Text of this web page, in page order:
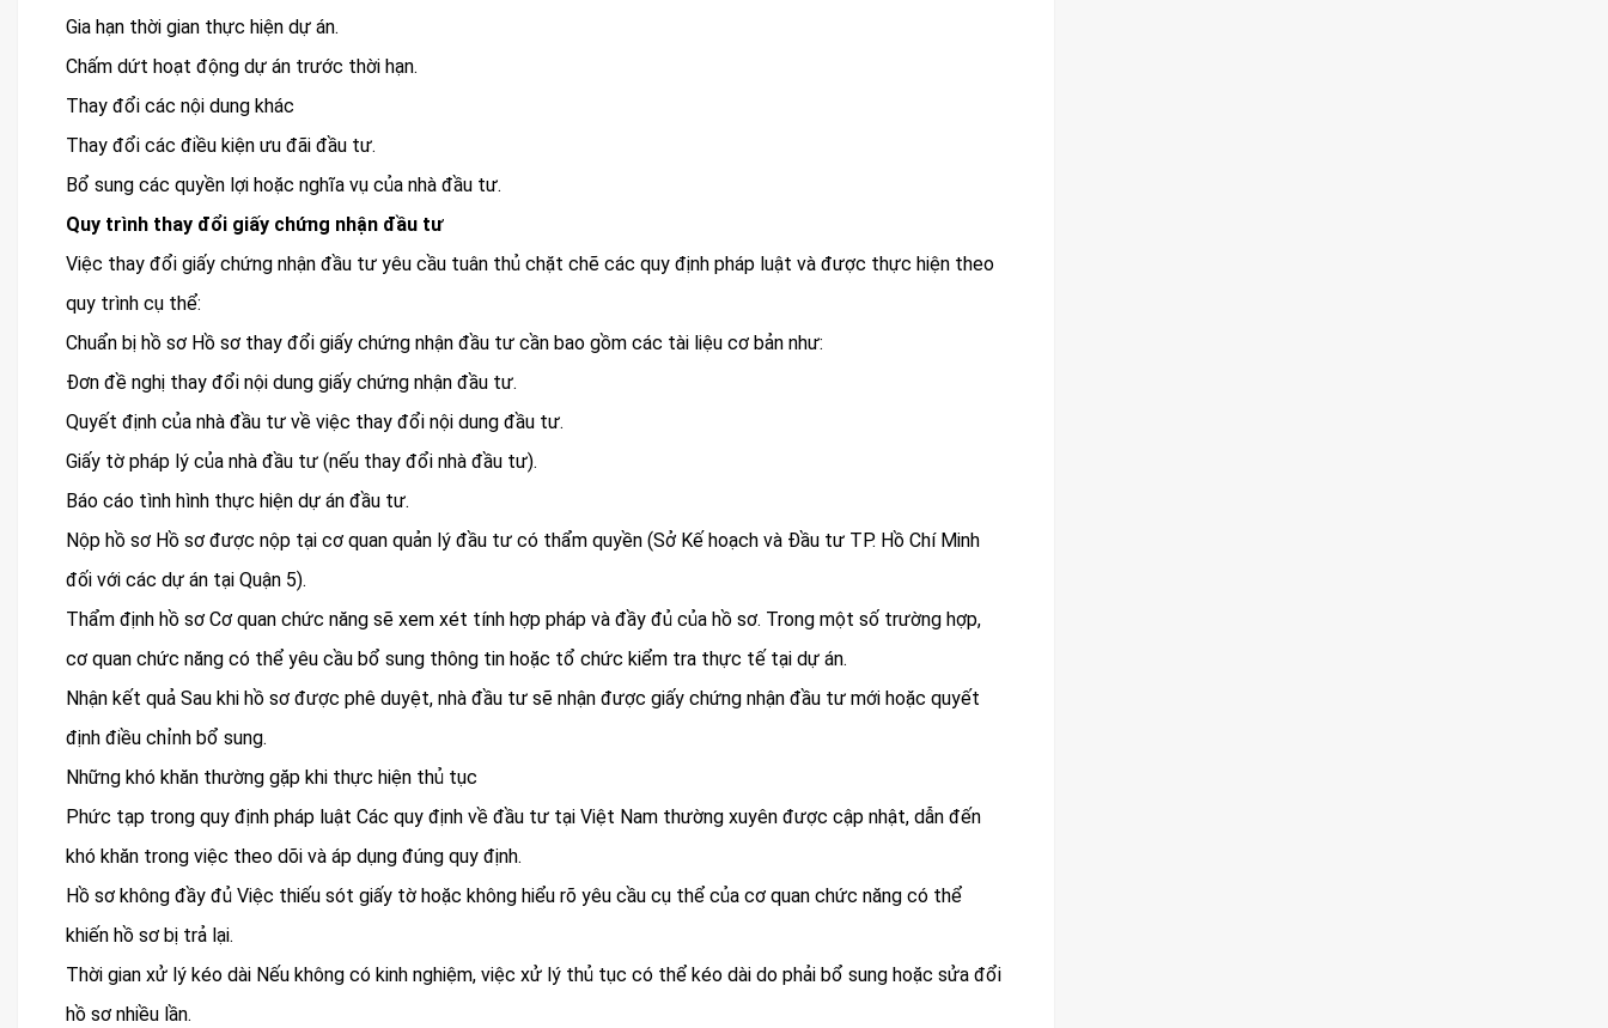
Gia hạn thời gian thực hiện dự án.
Chấm dứt hoạt động dự án trước thời hạn.
Thay đổi các nội dung khác
Thay đổi các điều kiện ưu đãi đầu tư.
Bổ sung các quyền lợi hoặc nghĩa vụ của nhà đầu tư.
Quy trình thay đổi giấy chứng nhận đầu tư
Việc thay đổi giấy chứng nhận đầu tư yêu cầu tuân thủ chặt chẽ các quy định pháp luật và được thực hiện theo
quy trình cụ thể:
Chuẩn bị hồ sơ Hồ sơ thay đổi giấy chứng nhận đầu tư cần bao gồm các tài liệu cơ bản như:
Đơn đề nghị thay đổi nội dung giấy chứng nhận đầu tư.
Quyết định của nhà đầu tư về việc thay đổi nội dung đầu tư.
Giấy tờ pháp lý của nhà đầu tư (nếu thay đổi nhà đầu tư).
Báo cáo tình hình thực hiện dự án đầu tư.
Nộp hồ sơ Hồ sơ được nộp tại cơ quan quản lý đầu tư có thẩm quyền (Sở Kế hoạch và Đầu tư TP. Hồ Chí Minh
đối với các dự án tại Quận 5).
Thẩm định hồ sơ Cơ quan chức năng sẽ xem xét tính hợp pháp và đầy đủ của hồ sơ. Trong một số trường hợp,
cơ quan chức năng có thể yêu cầu bổ sung thông tin hoặc tổ chức kiểm tra thực tế tại dự án.
Nhận kết quả Sau khi hồ sơ được phê duyệt, nhà đầu tư sẽ nhận được giấy chứng nhận đầu tư mới hoặc quyết
định điều chỉnh bổ sung.
Những khó khăn thường gặp khi thực hiện thủ tục
Phức tạp trong quy định pháp luật Các quy định về đầu tư tại Việt Nam thường xuyên được cập nhật, dẫn đến
khó khăn trong việc theo dõi và áp dụng đúng quy định.
Hồ sơ không đầy đủ Việc thiếu sót giấy tờ hoặc không hiểu rõ yêu cầu cụ thể của cơ quan chức năng có thể
khiến hồ sơ bị trả lại.
Thời gian xử lý kéo dài Nếu không có kinh nghiệm, việc xử lý thủ tục có thể kéo dài do phải bổ sung hoặc sửa đổi
hồ sơ nhiều lần.